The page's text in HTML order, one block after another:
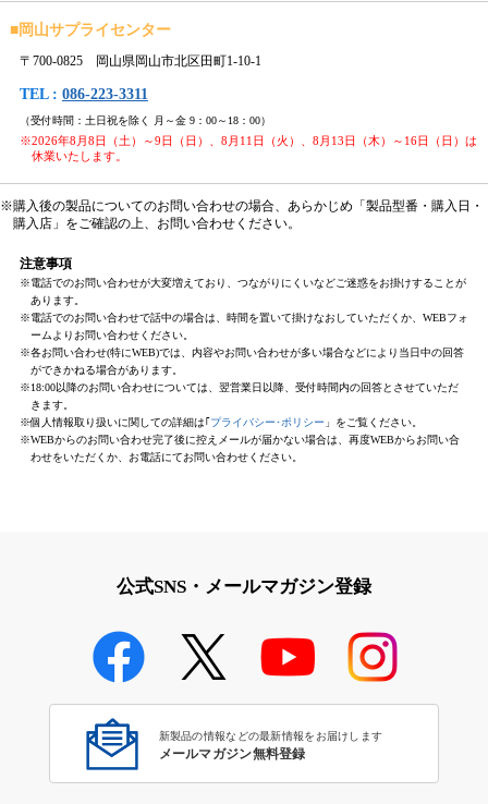
■岡山サプライセンター
〒700-0825 岡山県岡山市北区田町1-10-1
TEL : 086-223-3311
（受付時間：土日祝を除く 月～金 9：00～18：00）
※2026年8月8日（土）～9日（日）、8月11日（火）、8月13日（木）～16日（日）は
休業いたします。
※購入後の製品についてのお問い合わせの場合、あらかじめ「製品型番・購入日・
購入店」をご確認の上、お問い合わせください。
注意事項
※電話でのお問い合わせが大変増えており、つながりにくいなどご迷惑をお掛けすることが
あります。
※電話でのお問い合わせで話中の場合は、時間を置いて掛けなおしていただくか、WEBフォ
ームよりお問い合わせください。
※各お問い合わせ(特にWEB)では、内容やお問い合わせが多い場合などにより当日中の回答
ができかねる場合があります。
※18:00以降のお問い合わせについては、翌営業日以降、受付時間内の回答とさせていただ
きます。
※個人情報取り扱いに関しての詳細は｢プライバシー･ポリシー 」をご覧ください。
※WEBからのお問い合わせ完了後に控えメールが届かない場合は、再度WEBからお問い合
わせをいただくか、お電話にてお問い合わせください。
公式SNS・メールマガジン登録
新製品の情報などの最新情報をお届けします
メールマガジン無料登録